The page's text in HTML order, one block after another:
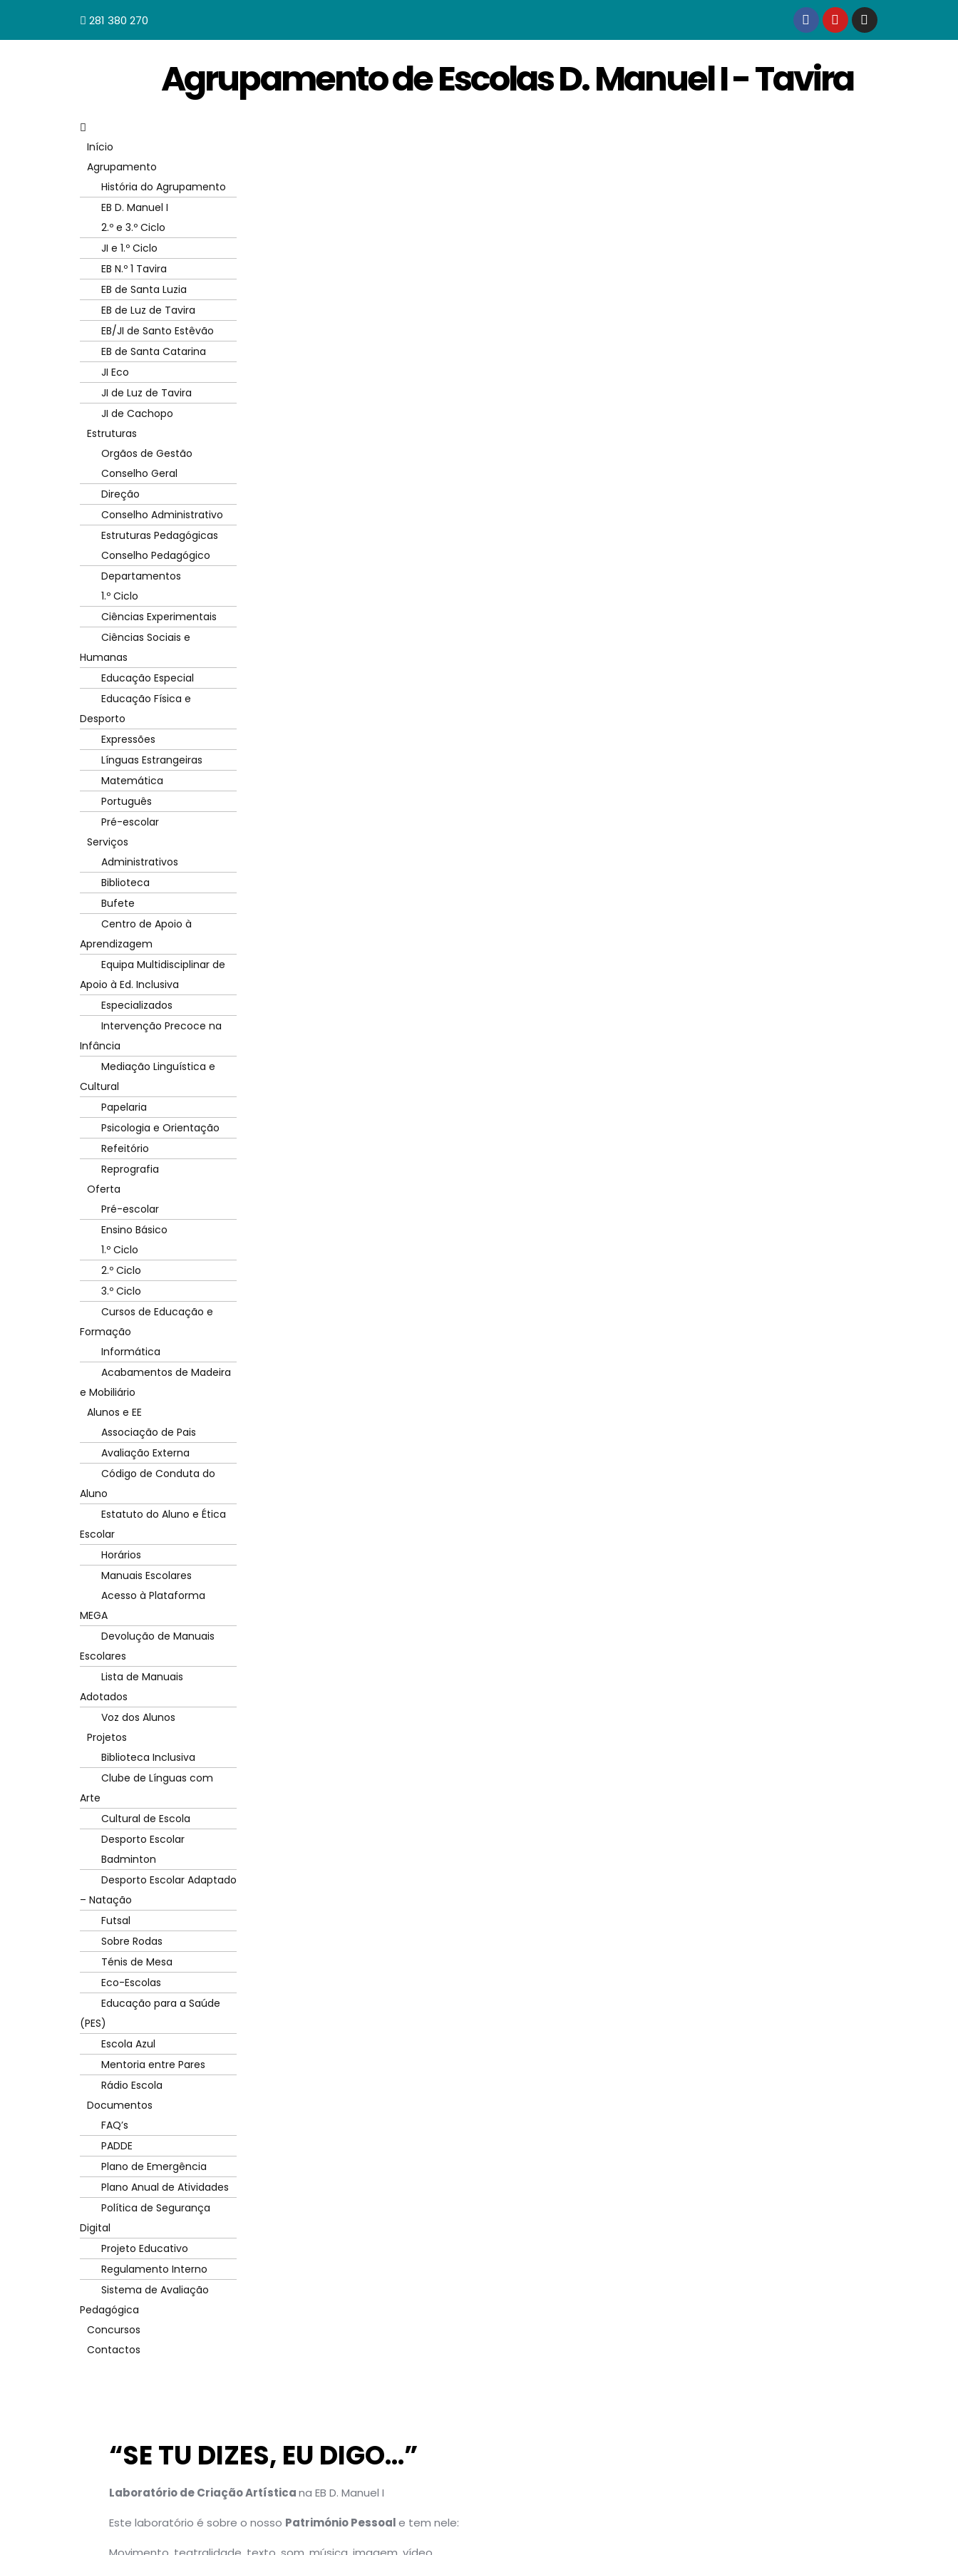
281 380 270
Agrupamento de Escolas D. Manuel I - Tavira
Início
Agrupamento
História do Agrupamento
EB D. Manuel I
2.º e 3.º Ciclo
JI e 1.º Ciclo
EB N.º 1 Tavira
EB de Santa Luzia
EB de Luz de Tavira
EB/JI de Santo Estêvão
EB de Santa Catarina
JI Eco
JI de Luz de Tavira
JI de Cachopo
Estruturas
Orgãos de Gestão
Conselho Geral
Direção
Conselho Administrativo
Estruturas Pedagógicas
Conselho Pedagógico
Departamentos
1.º Ciclo
Ciências Experimentais
Ciências Sociais e
Humanas
Educação Especial
Educação Física e
Desporto
Expressões
Línguas Estrangeiras
Matemática
Português
Pré-escolar
Serviços
Administrativos
Biblioteca
Bufete
Centro de Apoio à
Aprendizagem
Equipa Multidisciplinar de
Apoio à Ed. Inclusiva
Especializados
Intervenção Precoce na
Infância
Mediação Linguística e
Cultural
Papelaria
Psicologia e Orientação
Refeitório
Reprografia
Oferta
Pré-escolar
Ensino Básico
1.º Ciclo
2.º Ciclo
3.º Ciclo
Cursos de Educação e
Formação
Informática
Acabamentos de Madeira
e Mobiliário
Alunos e EE
Associação de Pais
Avaliação Externa
Código de Conduta do
Aluno
Estatuto do Aluno e Ética
Escolar
Horários
Manuais Escolares
Acesso à Plataforma
MEGA
Devolução de Manuais
Escolares
Lista de Manuais
Adotados
Voz dos Alunos
Projetos
Biblioteca Inclusiva
Clube de Línguas com
Arte
Cultural de Escola
Desporto Escolar
Badminton
Desporto Escolar Adaptado
– Natação
Futsal
Sobre Rodas
Ténis de Mesa
Eco-Escolas
Educação para a Saúde
(PES)
Escola Azul
Mentoria entre Pares
Rádio Escola
Documentos
FAQ’s
PADDE
Plano de Emergência
Plano Anual de Atividades
Política de Segurança
Digital
Projeto Educativo
Regulamento Interno
Sistema de Avaliação
Pedagógica
Concursos
Contactos
“SE TU DIZES, EU DIGO...”
Laboratório de Criação Artísticana EB D. Manuel I
Este laboratório é sobre o nosso Património Pessoale tem nele: